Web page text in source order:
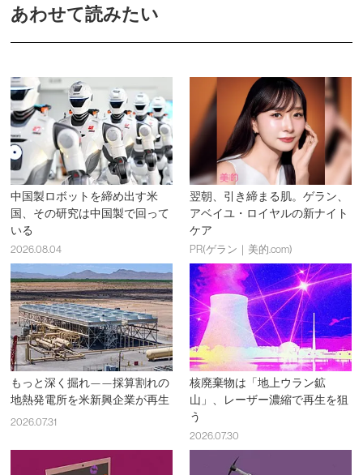
あわせて読みたい
中国製ロボットを締め出す米
国、その研究は中国製で回って
いる
2026.08.04
翌朝、引き締まる肌。ゲラン、
アベイユ・ロイヤルの新ナイト
ケア
PR(ゲラン｜美的.com)
もっと深く掘れ——採算割れの
地熱発電所を米新興企業が再生
2026.07.31
核廃棄物は「地上ウラン鉱
山」、レーザー濃縮で再生を狙
う
2026.07.30